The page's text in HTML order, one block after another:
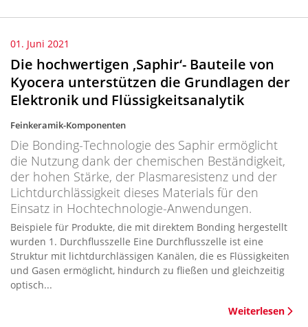
01. Juni 2021
Die hochwertigen ‚Saphir‘- Bauteile von
Kyocera unterstützen die Grundlagen der
Elektronik und Flüssigkeitsanalytik
Feinkeramik-Komponenten
Die Bonding-Technologie des Saphir ermöglicht
die Nutzung dank der chemischen Beständigkeit,
der hohen Stärke, der Plasmaresistenz und der
Lichtdurchlässigkeit dieses Materials für den
Einsatz in Hochtechnologie-Anwendungen.
Beispiele für Produkte, die mit direktem Bonding hergestellt
wurden 1. Durchflusszelle Eine Durchflusszelle ist eine
Struktur mit lichtdurchlässigen Kanälen, die es Flüssigkeiten
und Gasen ermöglicht, hindurch zu fließen und gleichzeitig
optisch...
Weiterlesen